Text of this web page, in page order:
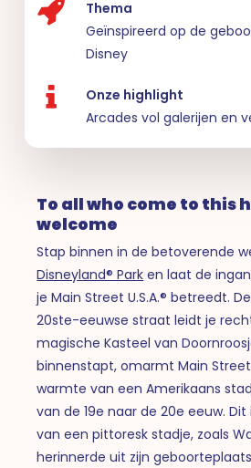
Thema
Geïnspireerd op de
Disney
Onze highlight
Arcades vol galerijen en
To all who come to this
welcome
Stap binnen in de betoverende
Disneyland® Park en laat de
je Main Street U.S.A.® betreedt.
20ste-eeuwse straat leidt je
magische Kasteel van
binnenstapt, omarmt Main Street
warmte van een Amerikaans
van de 19e naar de 20e eeuw.
van een pittoresk stadje, zoals
herinnerde uit zijn